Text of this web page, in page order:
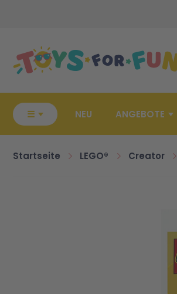
☰ NEU ANGEBOTE
Startseite LEGO® Creator